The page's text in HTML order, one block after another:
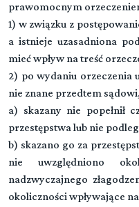
prawomocnym
1) w związku z
a istnieje uzasadniona
mieć wpływ na treść
2) po wydaniu orzeczenia
nie znane przedtem
a) skazany nie popełnił
przestępstwa lub nie
b) skazano go za
nie uwzględniono
nadzwyczajnego
okoliczności wpływające